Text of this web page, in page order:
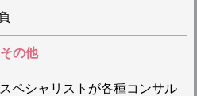
その他
ペシャリストが各種コンサル